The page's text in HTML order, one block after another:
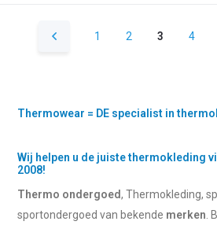
1 2 3 4
Thermowear = DE specialist in
Wij helpen u de juiste thermokleding
2008!
Thermo ondergoed, Thermokleding,
sportondergoed van bekende merken .